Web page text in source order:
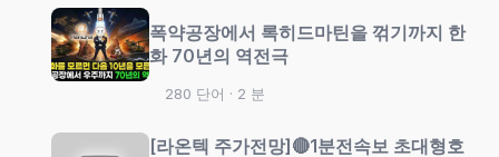
폭약공장에서 록히드마틴을 꺾기까지 한
화 70년의 역전극
280 단어 · 2 분
[라온텍 주가전망]🔴1분전속보 초대형호